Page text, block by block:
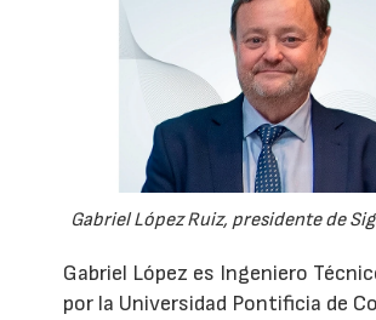
Gabriel López Ruiz, presidente de
Gabriel López es Ingeniero
por la Universidad Pontificia de